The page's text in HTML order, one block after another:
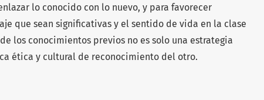
lo conocido con lo nuevo, y para favorecer
que sean significativas y el sentido de vida en la clase
los conocimientos previos no es solo una estrategia
ética y cultural de reconocimiento del otro.